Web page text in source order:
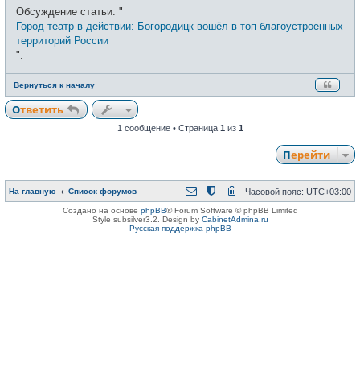
е
Обсуждение статьи: "
Город-театр в действии: Богородицк вошёл в топ благоустроенных
территорий России
".
Вернуться к началу
Ответить
1 сообщение • Страница 1 из 1
Перейти
На главную Список форумов Часовой пояс: UTC+03:00
Создано на основе phpBB® Forum Software © phpBB Limited
Style subsilver3.2. Design by CabinetAdmina.ru
Русская поддержка phpBB